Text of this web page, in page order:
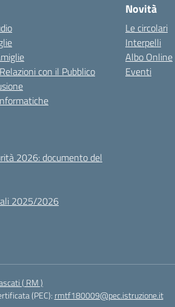
con il Pubblico
2026: documento del
2025/2026
Novità
Le circolari
Interpelli
Albo Online
Eventi
( RM )
(PEC): rmtf180009@pec.istruzione.it